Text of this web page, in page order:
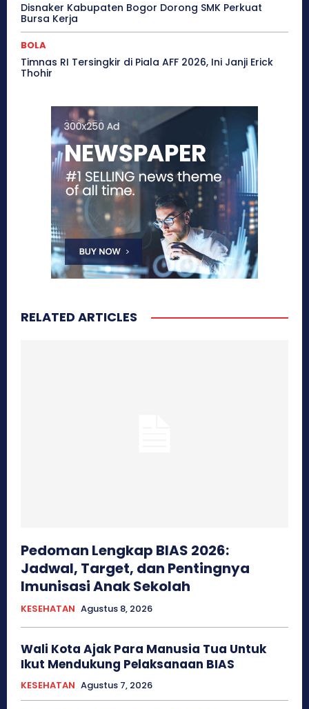
Disnaker Kabupaten Bogor Dorong SMK Perkuat
Bursa Kerja
BOLA
Timnas RI Tersingkir di Piala AFF 2026, Ini Janji Erick
Thohir
RELATED ARTICLES
Pedoman Lengkap BIAS 2026:
Jadwal, Target, dan Pentingnya
Imunisasi Anak Sekolah
KESEHATAN Agustus 8, 2026
Wali Kota Ajak Para Manusia Tua Untuk
Ikut Mendukung Pelaksanaan BIAS
KESEHATAN Agustus 7, 2026